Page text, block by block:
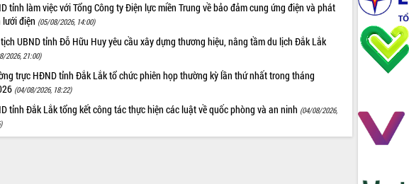
tỉnh làm việc với Tổng Công ty Điện lực miền Trung về bảo đảm cung ứng điện và phát
lưới điện (05/08/2026, 14:00)
UBND tỉnh Đỗ Hữu Huy yêu cầu xây dựng thương hiệu, nâng tầm du lịch Đắk Lắk
2026, 21:00)
trực HĐND tỉnh Đắk Lắk tổ chức phiên họp thường kỳ lần thứ nhất trong tháng
(04/08/2026, 18:22)
tỉnh Đắk Lắk tổng kết công tác thực hiện các luật về quốc phòng và an ninh (04/08/2026,